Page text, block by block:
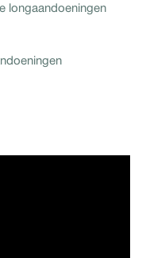
longaandoeningen